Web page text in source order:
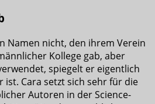
Namen nicht, den ihrem Verein
Kollege gab, aber
spiegelt er eigentlich
ist. Cara setzt sich sehr für die
Autoren in der Science-